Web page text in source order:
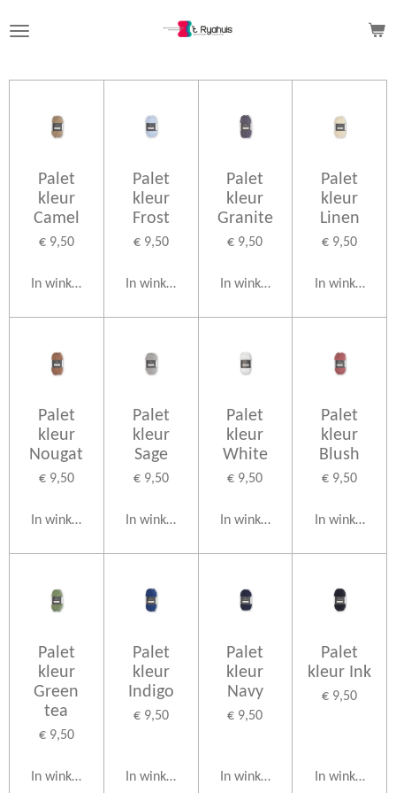
direct
de
Palet
kleur
Camel
€ 9,50
In winkelwagen
Palet
kleur
Frost
€ 9,50
In winkelwagen
Palet
kleur
Granite
€ 9,50
In winkelwagen
Palet
kleur
Linen
€ 9,50
In
Palet
kleur
Nougat
€ 9,50
In winkelwagen
Palet
kleur
Sage
€ 9,50
In winkelwagen
Palet
kleur
White
€ 9,50
In winkelwagen
Palet
kleur
Blush
€ 9,50
In
Palet
kleur
Green
tea
€ 9,50
In winkelwagen
Palet
kleur
Indigo
€ 9,50
In winkelwagen
Palet
kleur
Navy
€ 9,50
In winkelwagen
Palet
kleur Ink
€ 9,50
In